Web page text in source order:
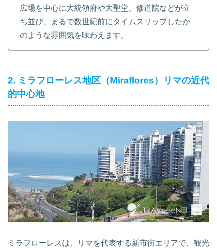
広場を中心に大統領府や大聖堂、修道院などが立
ち並び、まるで数世紀前にタイムスリップしたか
のような雰囲気を味わえます。
2. ミラフローレス地区（Miraflores）リマの近代
的中心地
ミラフローレスは、リマを代表する新市街エリアで、観光